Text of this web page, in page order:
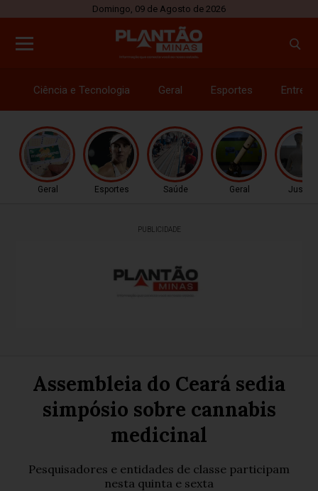
Domingo, 09 de Agosto de 2026
Ciência e Tecnologia Geral Esportes
Geral Esportes Saúde Geral Justiça
PUBLICIDADE
Assembleia do Ceará sedia
simpósio sobre cannabis
medicinal
Pesquisadores e entidades de classe participam
nesta quinta e sexta